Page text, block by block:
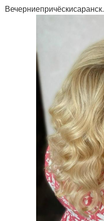
Вечерниепричёскисаранск.